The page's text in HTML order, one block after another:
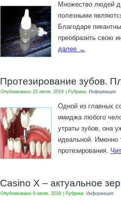
Множество людей
полезными
Благодаря
преобразить свою
далее →
Протезирование зубов.
Опубликовано 15 июля, 2019 Рубрика: Информация
Одной из главных
имиджа любого
утраты зубов, она
идеальной. Именно
протезирования.
Casino X – актуальное
Опубликовано 9 июля, 2019 Рубрика: Информация